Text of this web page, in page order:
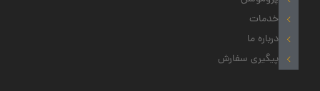
خدمات
درباره ما
پیگیری سفارش